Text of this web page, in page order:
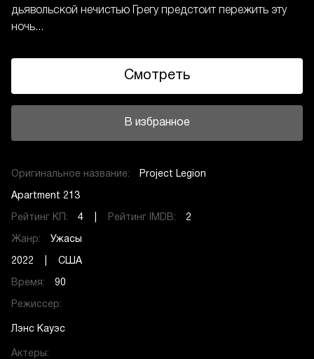
дьявольской нечистью Грегу предстоит пережить эту
ночь...
Смотреть
В избранное
Оригинальное название: Project Legion
Apartment 213
Рейтинг КП: 4 | Рейтинг IMDB: 2
Жанр: Ужасы
2022 | США
Время: 90
Режиссер:
Лэнс Кауэс
Актеры: